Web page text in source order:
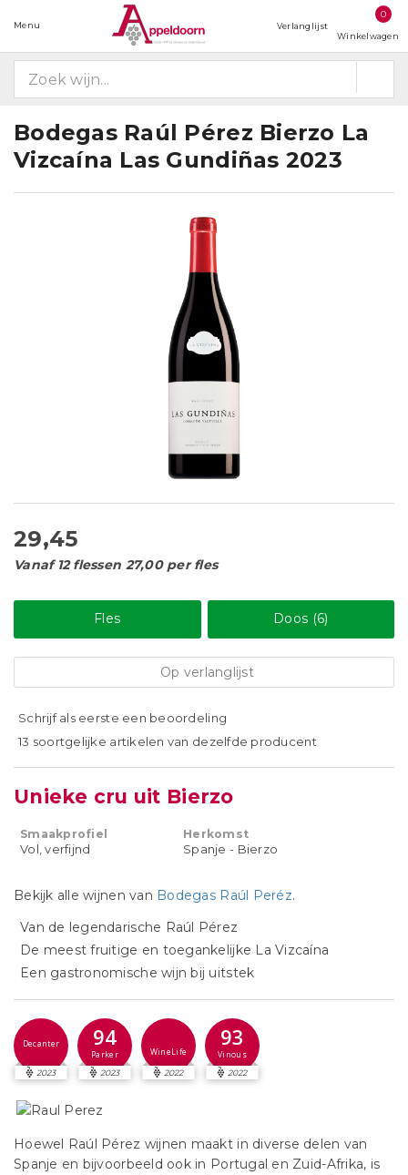
Menu Verlanglijst
0
Winkelwagen
Bodegas Raúl Pérez Bierzo La
Vizcaína Las Gundiñas 2023
29,45
Vanaf 12 flessen 27,00 per fles
Fles Doos (6)
Op verlanglijst
Schrijf als eerste een beoordeling
13 soortgelijke artikelen van dezelfde producent
Unieke cru uit Bierzo
Smaakprofiel
Vol, verfijnd
Herkomst
Spanje - Bierzo
Bekijk alle wijnen van Bodegas Raúl Peréz.
Van de legendarische Raúl Pérez
De meest fruitige en toegankelijke La Vizcaína
Een gastronomische wijn bij uitstek
Decanter
2023
94
Parker
2023
WineLife
2022
93
Vinous
2022
Hoewel Raúl Pérez wijnen maakt in diverse delen van
Spanje en bijvoorbeeld ook in Portugal en Zuid-Afrika, is